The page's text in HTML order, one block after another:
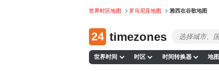
世界时区地图 罗马尼亚地图 雅西在谷歌地图
24 timezones
世界时间 时区 时间转换器 地图